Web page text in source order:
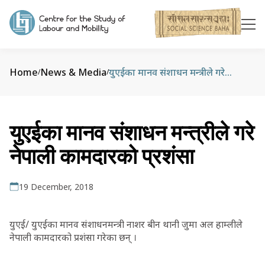
Home/News & Media/ युएईका मानव संशाधन मन्त्रीले गरे नेपाली कामदारको प्रशंसा
युएईका मानव संशाधन मन्त्रीले गरे
नेपाली कामदारको प्रशंसा
19 December, 2018
युएई/ युएईका मानव संशाधनमन्त्री नाशर बीन थानी जुमा अल हाम्लीले
नेपाली कामदारको प्रशंसा गरेका छन् ।